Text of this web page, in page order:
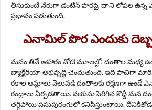
తీసుకుంటే నేరుగా డెంటిన్ పొరపై, దాని లోపల ఉన్న
ప్రభావం పడుతుంది.
ఎనామిల్ పొర ఎందుకు
మనం తినే ఆహారం నోటి మూలల్లో, దంతాల మధ్య
బ్యాక్టీరియా అభివృద్ధి చెందుతుంది. ఇది పాచిగా
రకాల ఆమ్లాలు వెలువడి దంతాలకు రక్షణగా ఉండే
రంధ్రాలు ఏర్పడతాయి. వయసు పెరిగిన కొద్దీ మ‌న
తగ్గిపోయి పసుపురంగులో కనిపిస్తుంటాయి.